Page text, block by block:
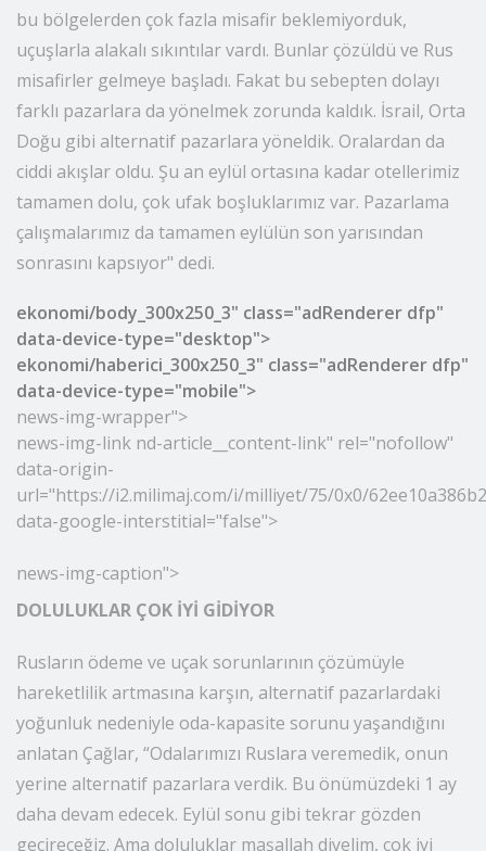
farklılıklar yaşandı, Rusya-Ukrayna savaşından dolayı
bu bölgelerden çok fazla misafir beklemiyorduk,
uçuşlarla alakalı sıkıntılar vardı. Bunlar çözüldü ve Rus
misafirler gelmeye başladı. Fakat bu sebepten dolayı
farklı pazarlara da yönelmek zorunda kaldık. İsrail, Orta
Doğu gibi alternatif pazarlara yöneldik. Oralardan da
ciddi akışlar oldu. Şu an eylül ortasına kadar otellerimiz
tamamen dolu, çok ufak boşluklarımız var. Pazarlama
çalışmalarımız da tamamen eylülün son yarısından
ekonomi/body_300x250_3" class="adRenderer dfp"
data-device-type="desktop">
ekonomi/haberici_300x250_3" class="adRenderer dfp"
data-device-type="mobile">
news-img-wrapper">
news-img-link nd-article__content-link" rel="nofollow"
data-origin-
url="https://i2.milimaj.com/i/milliyet/75/0x0/
news-img-caption">
Rusların ödeme ve uçak sorunlarının çözümüyle
hareketlilik artmasına karşın, alternatif pazarlardaki
yoğunluk nedeniyle oda-kapasite sorunu yaşandığını
anlatan Çağlar, “Odalarımızı Ruslara veremedik, onun
yerine alternatif pazarlara verdik. Bu önümüzdeki 1 ay
daha devam edecek. Eylül sonu gibi tekrar gözden